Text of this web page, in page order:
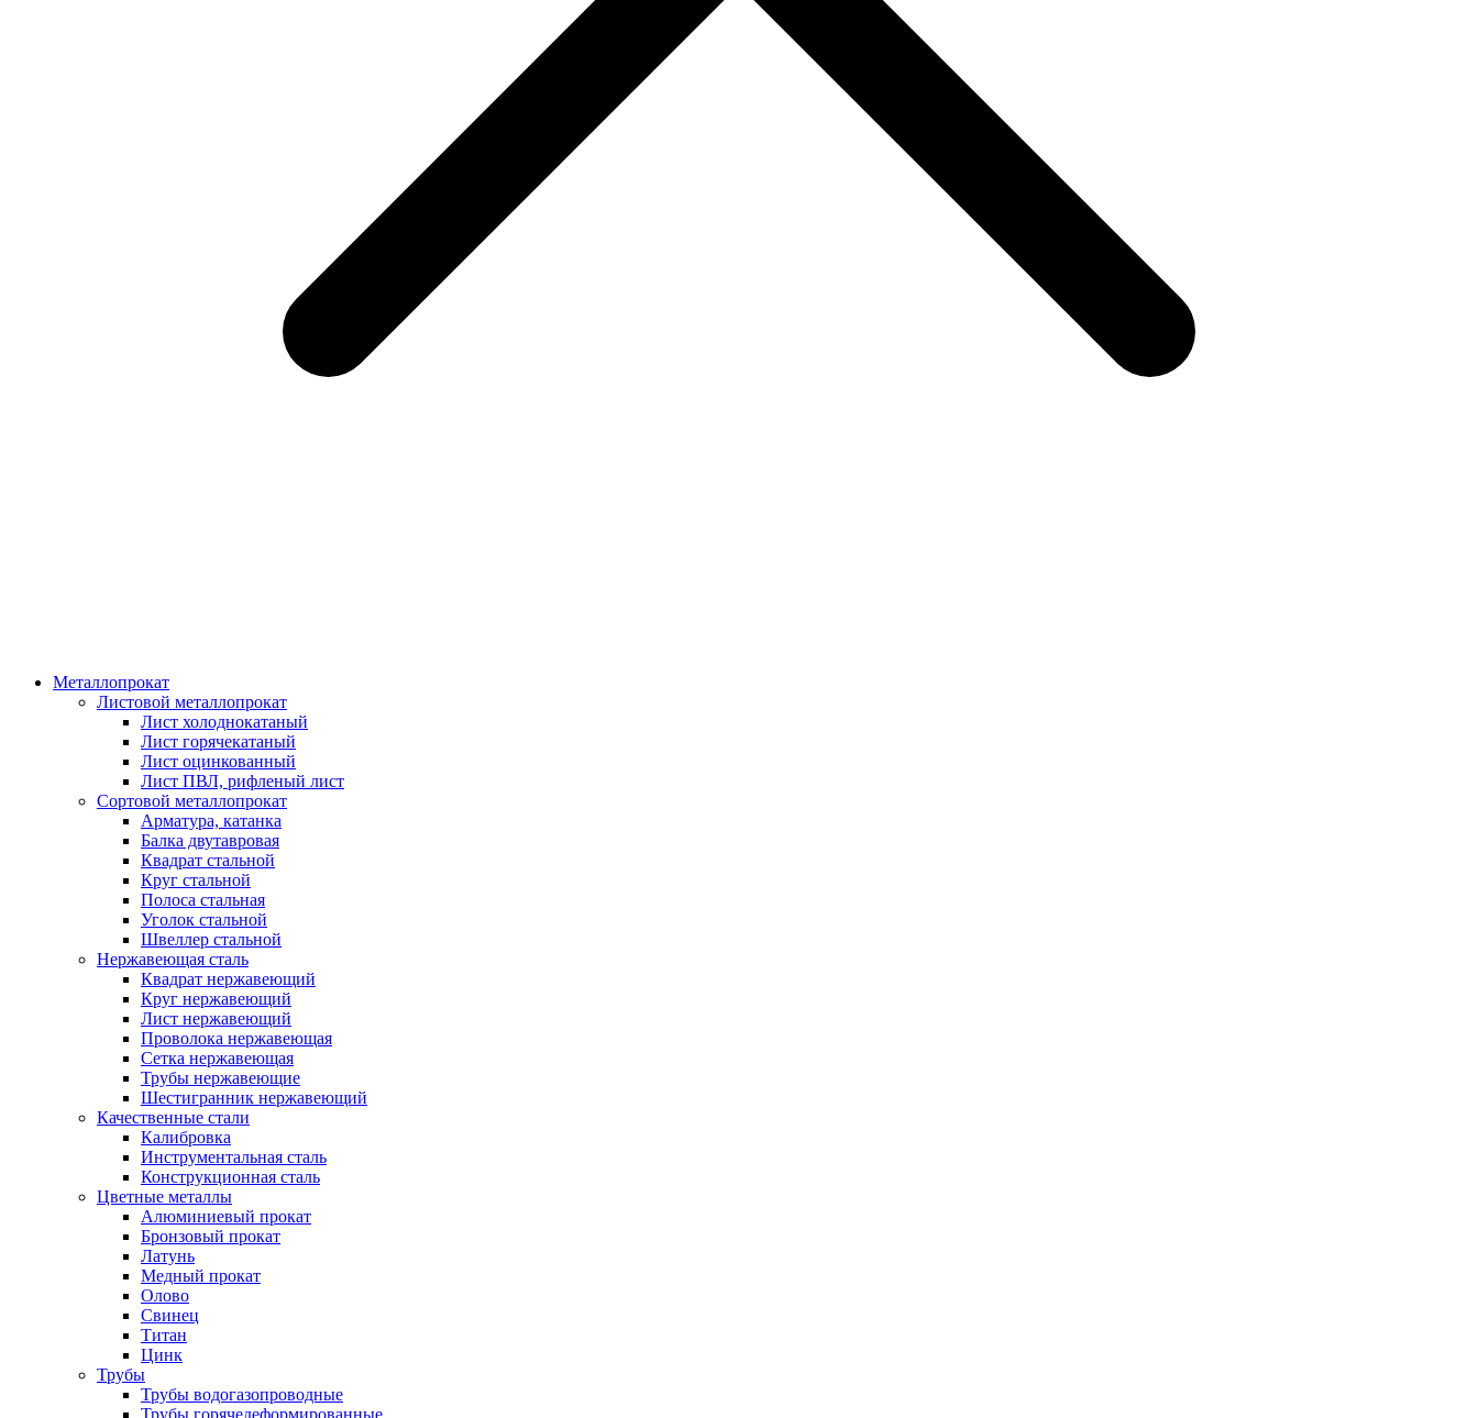
Металлопрокат
Листовой металлопрокат
Лист холоднокатаный
Лист горячекатаный
Лист оцинкованный
Лист ПВЛ, рифленый лист
Сортовой металлопрокат
Арматура, катанка
Балка двутавровая
Квадрат стальной
Круг стальной
Полоса стальная
Уголок стальной
Швеллер стальной
Нержавеющая сталь
Квадрат нержавеющий
Круг нержавеющий
Лист нержавеющий
Проволока нержавеющая
Сетка нержавеющая
Трубы нержавеющие
Шестигранник нержавеющий
Качественные стали
Калибровка
Инструментальная сталь
Конструкционная сталь
Цветные металлы
Алюминиевый прокат
Бронзовый прокат
Латунь
Медный прокат
Олово
Свинец
Титан
Цинк
Трубы
Трубы водогазопроводные
Трубы горячедеформированные